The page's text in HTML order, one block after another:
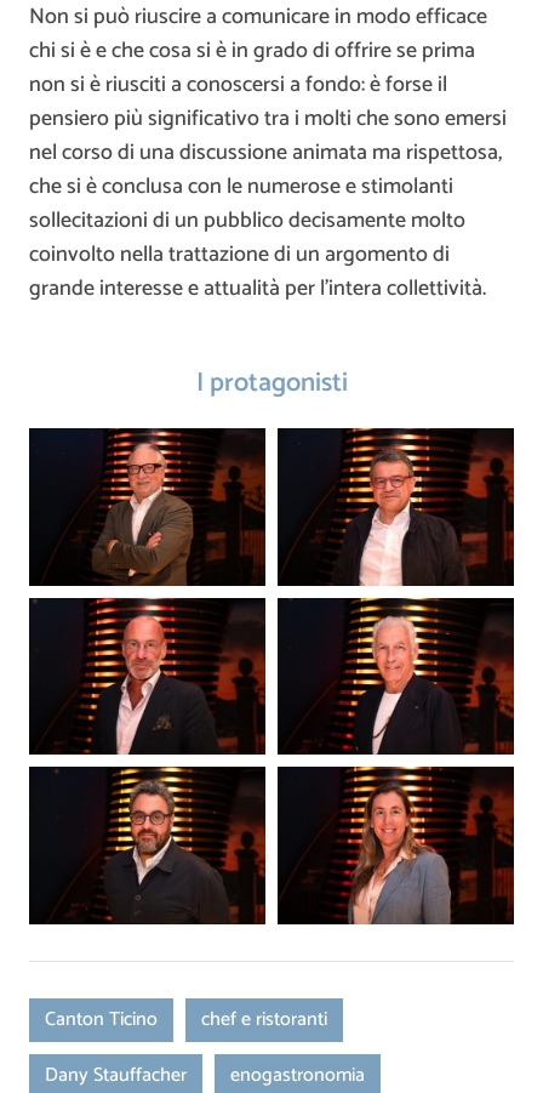
Non si può riuscire a comunicare in modo efficace
chi si è e che cosa si è in grado di offrire se prima
non si è riusciti a conoscersi a fondo: è forse il
pensiero più significativo tra i molti che sono emersi
nel corso di una discussione animata ma rispettosa,
che si è conclusa con le numerose e stimolanti
sollecitazioni di un pubblico decisamente molto
coinvolto nella trattazione di un argomento di
grande interesse e attualità per l’intera collettività.
I protagonisti
Canton Ticino
chef e ristoranti
Dany Stauffacher
enogastronomia